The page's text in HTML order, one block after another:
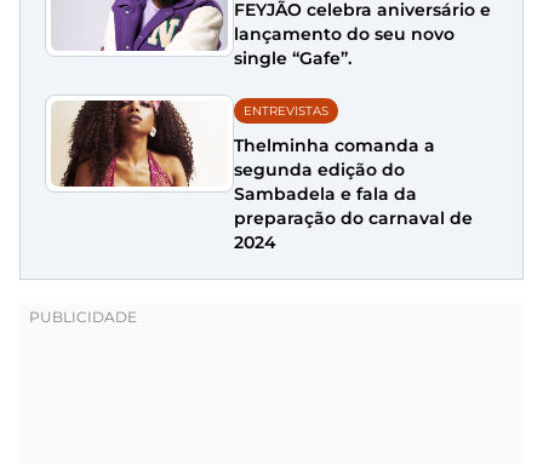
FEYJÃO celebra aniversário e
lançamento do seu novo
single “Gafe”.
ENTREVISTAS
Thelminha comanda a
segunda edição do
Sambadela e fala da
preparação do carnaval de
2024